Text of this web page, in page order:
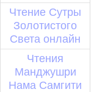
Чтение Сутры
Золотистого
Света онлайн
Чтения
Манджушри
Нама Самгити